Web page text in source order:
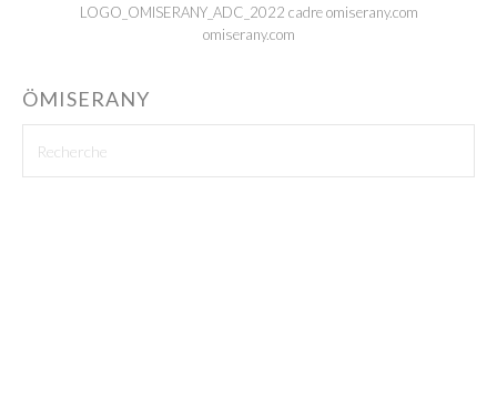
LOGO_OMISERANY_ADC_2022 cadre omiserany.com
omiserany.com
ÖMISERANY